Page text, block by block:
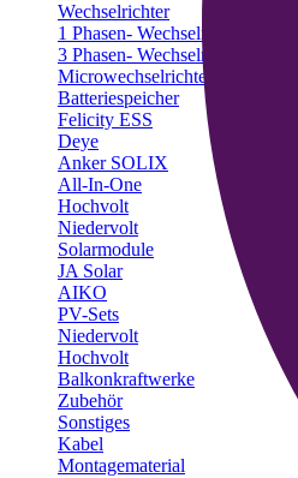
Wechselrichter
1 Phasen- Wechselrichter
3 Phasen- Wechselrichter
Microwechselrichter
Batteriespeicher
Felicity ESS
Deye
Anker SOLIX
All-In-One
Hochvolt
Niedervolt
Solarmodule
JA Solar
AIKO
PV-Sets
Niedervolt
Hochvolt
Balkonkraftwerke
Zubehör
Sonstiges
Kabel
Montagematerial